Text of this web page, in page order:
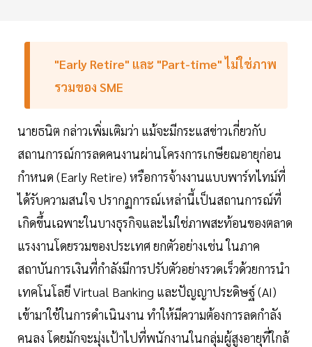
"Early Retire" และ "Part-time" ไม่ใช่ภาพ
รวมของ SME
นายธนิต กล่าวเพิ่มเติมว่า แม้จะมีกระแสข่าวเกี่ยวกับ
สถานการณ์การลดคนงานผ่านโครงการเกษียณอายุก่อน
กำหนด (Early Retire) หรือการจ้างงานแบบพาร์ทไทม์ที่
ได้รับความสนใจ ปรากฏการณ์เหล่านี้เป็นสถานการณ์ที่
เกิดขึ้นเฉพาะในบางธุรกิจและไม่ใช่ภาพสะท้อนของตลาด
แรงงานโดยรวมของประเทศ ยกตัวอย่างเช่น ในภาค
สถาบันการเงินที่กำลังมีการปรับตัวอย่างรวดเร็วด้วยการนำ
เทคโนโลยี Virtual Banking และปัญญาประดิษฐ์ (AI)
เข้ามาใช้ในการดำเนินงาน ทำให้มีความต้องการลดกำลัง
คนลง โดยมักจะมุ่งเป้าไปที่พนักงานในกลุ่มผู้สูงอายุที่ใกล้